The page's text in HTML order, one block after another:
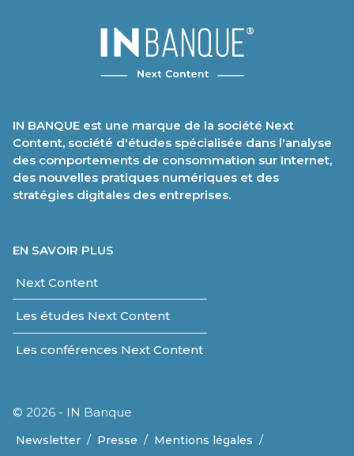
IN BANQUE est une marque de la société Next
Content, société d'études spécialisée dans l'analyse
des comportements de consommation sur Internet,
des nouvelles pratiques numériques et des
stratégies digitales des entreprises.
EN SAVOIR PLUS
Next Content
Les études Next Content
Les conférences Next Content
© 2026 - IN Banque
Newsletter / Presse / Mentions légales /